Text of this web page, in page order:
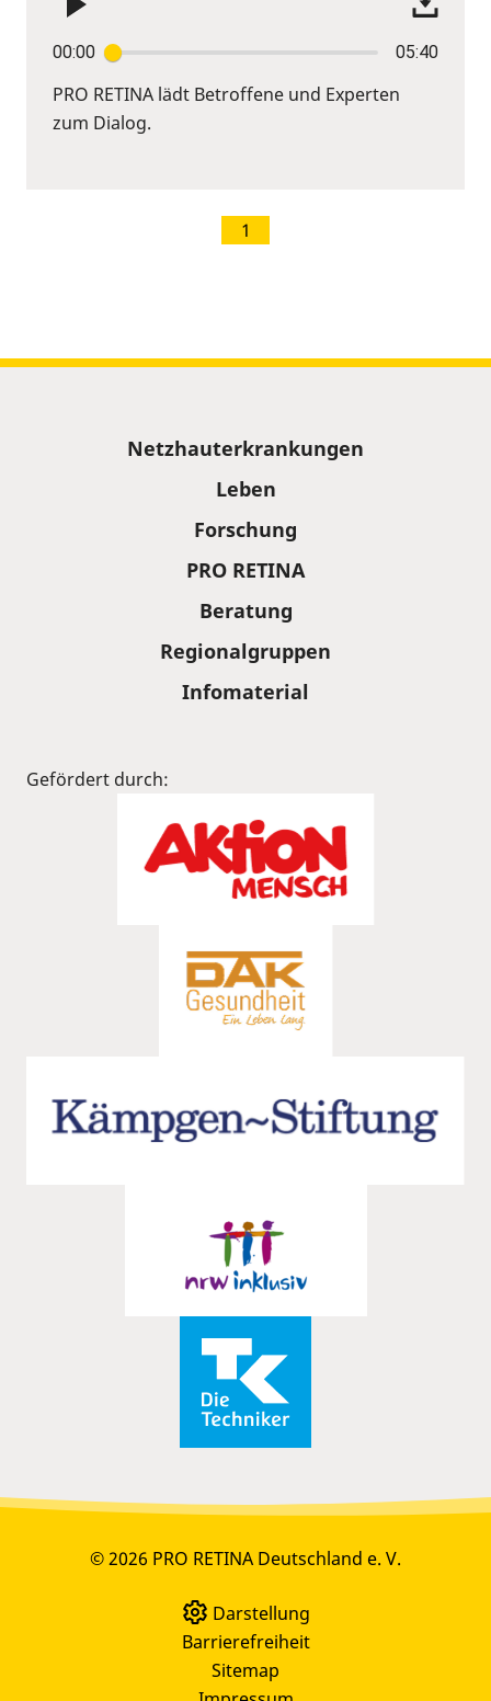
00:00 05:40
PRO RETINA lädt Betroffene und Experten
zum Dialog.
1
Netzhauterkrankungen
Leben
Forschung
PRO RETINA
Beratung
Regionalgruppen
Infomaterial
Gefördert durch:
© 2026 PRO RETINA Deutschland e. V.
Darstellung
Barrierefreiheit
Sitemap